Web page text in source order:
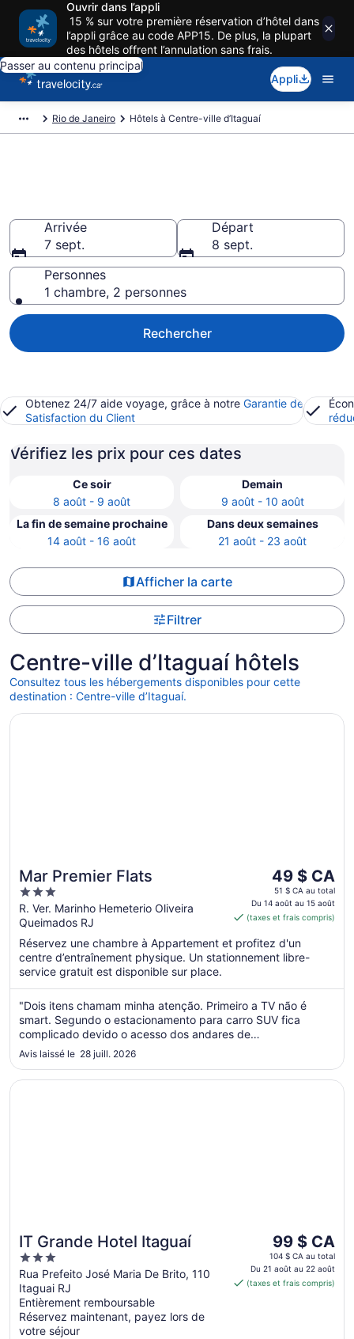
Ouvrir dans l’appli
15 % sur votre première réservation d’hôtel dans
l’appli grâce au code APP15. De plus, la plupart
des hôtels offrent l’annulation sans frais.
Passer au contenu principal
Appli
Rio de Janeiro Hôtels à Centre-ville d’Itaguaí
Arrivée
7 sept.
Départ
8 sept.
Personnes
1 chambre, 2 personnes
Rechercher
Obtenez 24/7 aide voyage, grâce à notre Garantie de
Satisfaction du Client
Vérifiez les prix pour ces dates
Ce soir
8 août - 9 août
Demain
9 août - 10 août
La fin de semaine prochaine
14 août - 16 août
Dans deux semaines
21 août - 23 août
Afficher la carte
Filtrer
Centre-ville d’Itaguaí hôtels
Consultez tous les hébergements disponibles pour cette
destination : Centre-ville d’Itaguaí.
Mar Premier Flats
3
out
of
5
R. Ver. Marinho Hemeterio Oliveira
Queimados RJ
Le
prix
est
de 49 $ CA
par
nuit
au 15
août
49 $ CA
51 $ CA au total
Du 14 août au 15 août
(taxes et frais compris)
Réservez une chambre à Appartement et profitez d'un
centre d’entraînement physique. Un stationnement libre-
service gratuit est disponible sur place.
"Dois itens chamam minha atenção. Primeiro a TV não é
smart. Segundo o estacionamento para carro SUV fica
complicado devido o acesso dos andares de
estacionamento."
Avis laissé le 28 juill. 2026
S’ouvre dans une nouvelle fenêtre
Mar Premier Flats
IT Grande Hotel Itaguaí
3
out
of
5
Rua Prefeito José Maria De Brito, 110
Itaguai RJ
Entièrement remboursable
Réservez maintenant, payez lors de
votre séjour
Le
prix
est
de 99 $ CA
99 $ CA
104 $ CA au total
Du 21 août au 22 août
(taxes et frais compris)
S’ouvre dans une nouvelle fenêtre
IT Grande Hotel Itaguaí